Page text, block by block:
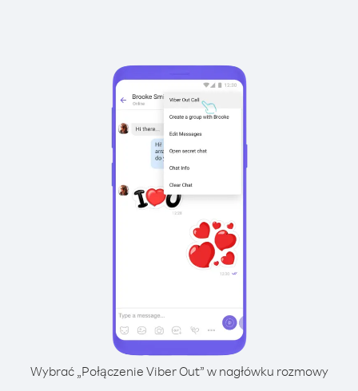
Wybrać „Połączenie Viber Out” w nagłówku rozmowy